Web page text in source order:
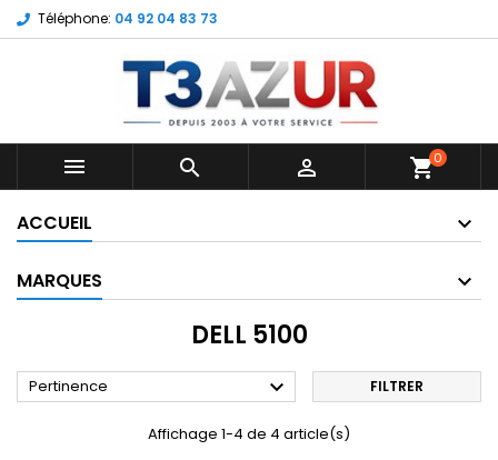
Téléphone: 04 92 04 83 73
   shopping_cart0
ACCUEIL
MARQUES
DELL 5100
Pertinence  FILTRER
Affichage 1-4 de 4 article(s)